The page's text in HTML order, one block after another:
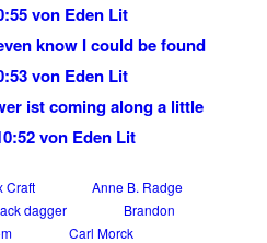
von Eden Lit
know I could be found
von Eden Lit
ist coming along a little
von Eden Lit
Craft
Anne B. Radge
dagger
Brandon
Carl Morck